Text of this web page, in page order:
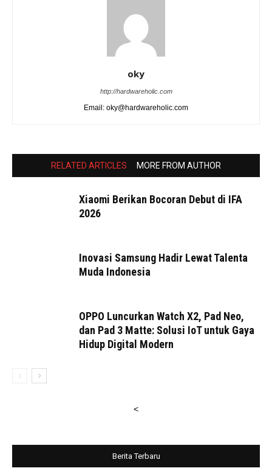
oky
http://hardwareholic.com
Email: oky@hardwareholic.com
RELATED ARTICLES MORE FROM AUTHOR
Xiaomi Berikan Bocoran Debut di IFA
2026
Inovasi Samsung Hadir Lewat Talenta
Muda Indonesia
OPPO Luncurkan Watch X2, Pad Neo,
dan Pad 3 Matte: Solusi IoT untuk Gaya
Hidup Digital Modern
<
Berita Terbaru